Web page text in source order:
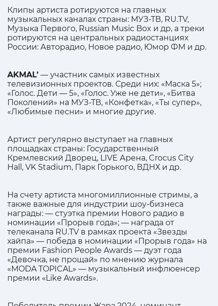
Клипы артиста ротируются на главных
музыкальных каналах страны: МУЗ-ТВ, RU.TV,
Музыка Первого, Russian Music Box и др, а треки
ротируются на центральных радиостанциях
России: Авторадио, Новое радио, Юмор ФМ и др.
AKMAL’ — участник самых известных
телевизионных проектов. Среди них: «Маска 5»;
«Голос. Дети — 5», «Голос. Уже не дети», «Битва
Поколений» на МУЗ-ТВ, «Конфетка», «Ты супер»,
«Любимые песни» и многие другие.
Артист регулярно выступает на главных
площадках страны: Государственный
Кремлевский Дворец, LIVE Арена, Crocus City
Hall, VK Stadium, Парк Горького, ВДНХ и др.
На счету артиста многомиллионные стримы, а
также важные для индустрии шоу-бизнеса
награды: — стуэтка премии Нового радио в
номинации «Прорыв года»; — награда от
телеканала RU.TV в рамках проекта «Звезды
хайпа» — победа в номинации «Прорыв года» на
премии Fashion People Awards — дуэт года
«Девочка, не прощай» по мнению журнала
«MODA TOPICAL» — музыкальный инфлюенсер
премии «Like Awards».